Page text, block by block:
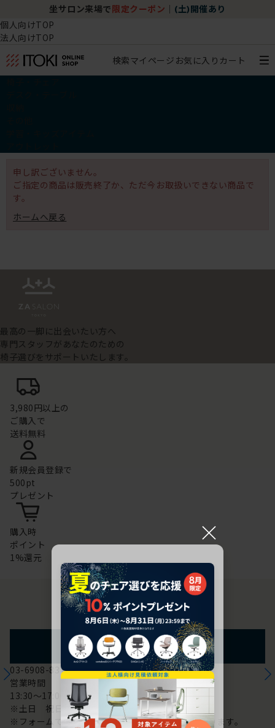
坐サロン来場で 限定クーポン (土)開催あり
個人向けTOP
法人向けTOP
検索マイページ お気に入り カート
申し訳ございません。
ご指定の商品は販売終了か、ただ今お取扱いできない商品で
す。
ホームへ戻る
最高の一脚に出会いたい方へ
専門スタッフがあなたのための
椅子選びをサポートいたします。
3,980円以上の
ご購入で
送料無料
新規会員登録で
500pt
プレゼント
購入時
ポイント
1%還元
お問い合わせ
フォームからのお問い合わせ
03-6908-8370
営業時間
13:30～17:00
※土日 祝日は休み
※フォームでのお問い合わせは24時間対応しております。
×